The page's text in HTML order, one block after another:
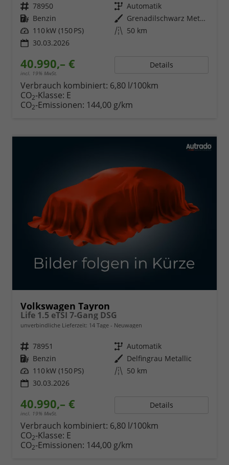
Fahrzeugnr. 78950 Getriebe Automatik
Kraftstoff Benzin Außenfarbe
Grenadilschwarz Metallic
Leistung 110 kW (150 PS) Kilometerstand 50 km
30.03.2026
40.990,– €
incl. 19% MwSt.
Details
Verbrauch kombiniert: 6,80 l/100km
CO2-Klasse: E
CO2-Emissionen: 144,00 g/km
Volkswagen Tayron
Life 1.5 eTSI 7-Gang DSG
unverbindliche Lieferzeit: 14 Tage Neuwagen
Fahrzeugnr. 78951 Getriebe Automatik
Kraftstoff Benzin Außenfarbe Delfingrau Metallic
Leistung 110 kW (150 PS) Kilometerstand 50 km
30.03.2026
40.990,– €
incl. 19% MwSt.
Details
Verbrauch kombiniert: 6,80 l/100km
CO2-Klasse: E
CO2-Emissionen: 144,00 g/km